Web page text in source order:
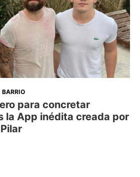
para concretar
la App inédita creada por